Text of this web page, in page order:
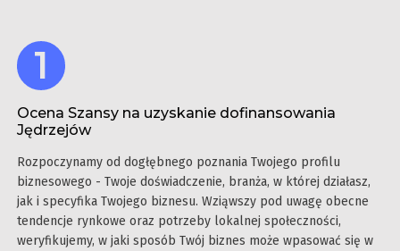
Ocena Szansy na uzyskanie dofinansowania
Jędrzejów
Rozpoczynamy od dogłębnego poznania Twojego profilu
biznesowego - Twoje doświadczenie, branża, w której działasz,
jak i specyfika Twojego biznesu. Wziąwszy pod uwagę obecne
tendencje rynkowe oraz potrzeby lokalnej społeczności,
weryfikujemy, w jaki sposób Twój biznes może wpasować się w